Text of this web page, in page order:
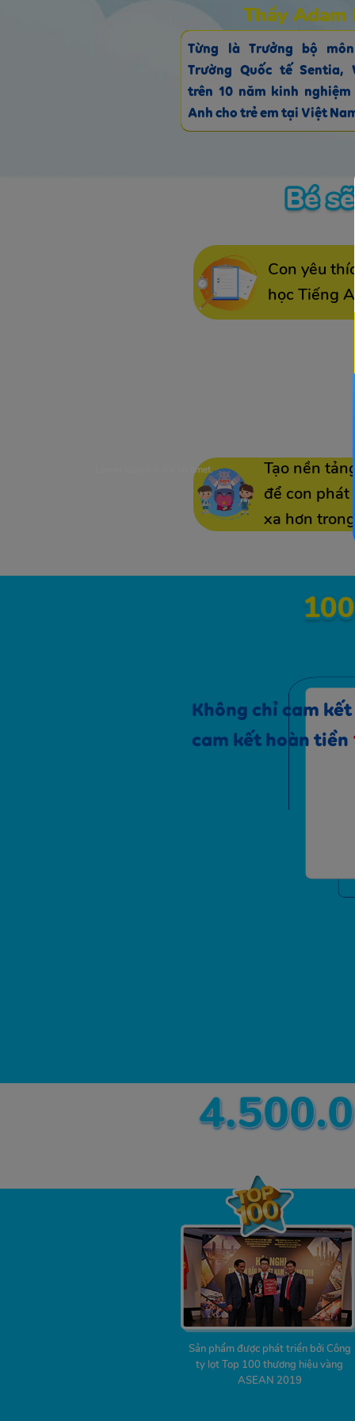
Thầy Adam
Từng là Trưởng bộ
Trường Quốc tế Sentia,
trên 10 năm kinh
Anh cho trẻ em tại Việt
Con yêu
học Tiếng
Tạo nền
để con phát
xa hơn
Không chỉ cam
cam kết hoàn tiền
Sản phẩm được phát triển bởi Công
ty lọt Top 100 thương hiệu vàng
ASEAN 2019
Lorem ipsum dolor sit amet.